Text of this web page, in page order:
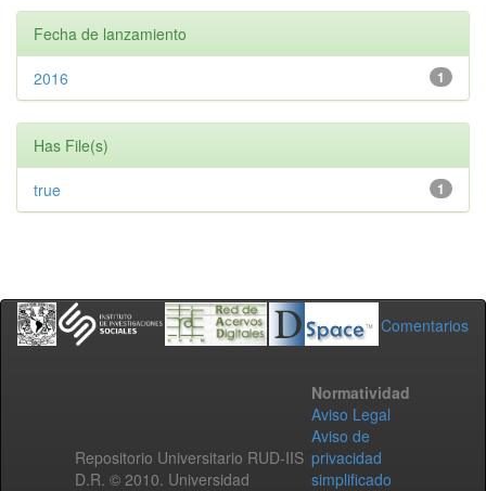
Fecha de lanzamiento
1
2016
Has File(s)
1
true
Comentarios
Repositorio Universitario RUD-IIS
D.R. © 2010. Universidad
Normatividad
Aviso Legal
Aviso de
privacidad
simplificado